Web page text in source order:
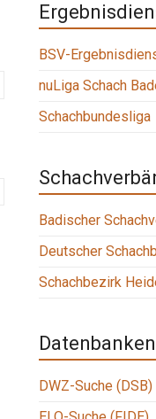
BSV-
nuLiga Schach
Schachbundesliga
Badischer
Deutscher
Schachbezirk
Datenbanken
DWZ-Suche (DSB)